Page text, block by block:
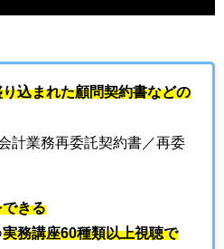
込まれた顧問契約書などの
計業務再委託契約書／再委
きる
実務講座60種類以上視聴で